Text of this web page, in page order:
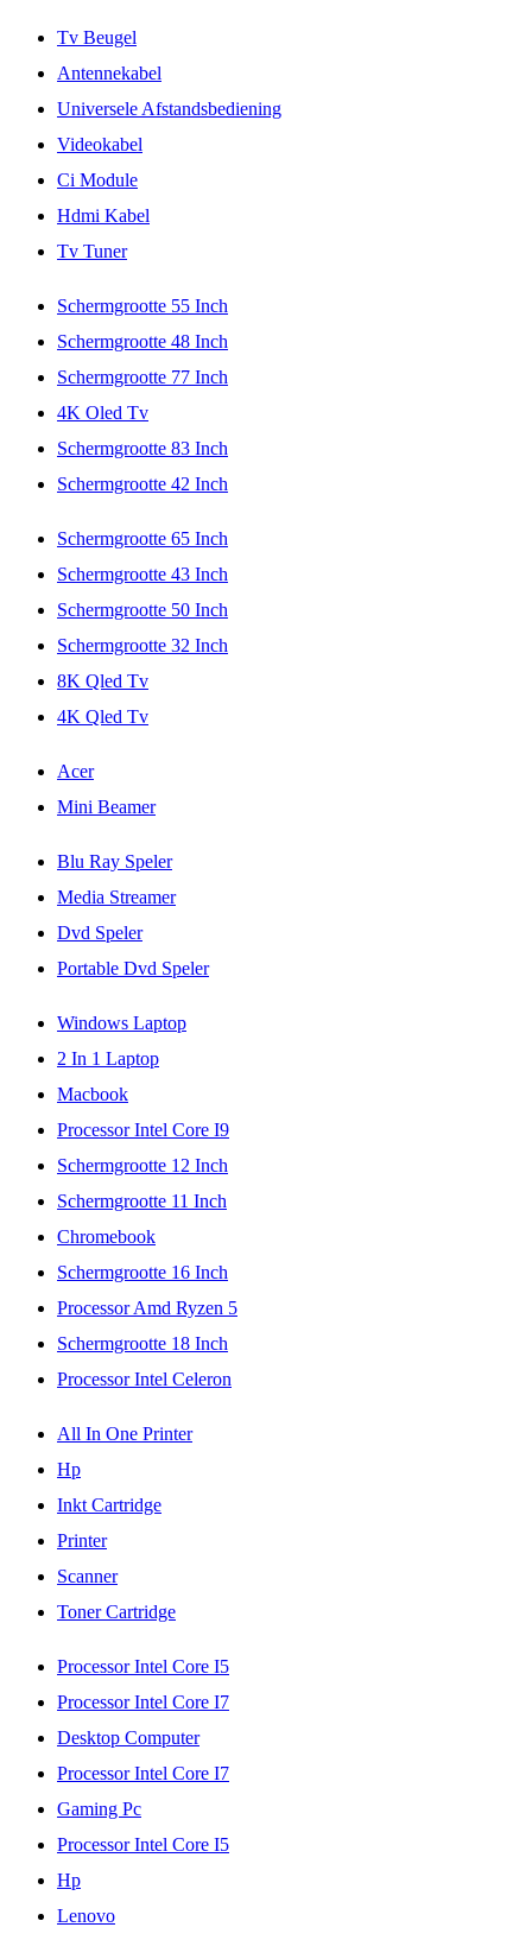
Tv Beugel
Antennekabel
Universele Afstandsbediening
Videokabel
Ci Module
Hdmi Kabel
Tv Tuner
Schermgrootte 55 Inch
Schermgrootte 48 Inch
Schermgrootte 77 Inch
4K Oled Tv
Schermgrootte 83 Inch
Schermgrootte 42 Inch
Schermgrootte 65 Inch
Schermgrootte 43 Inch
Schermgrootte 50 Inch
Schermgrootte 32 Inch
8K Qled Tv
4K Qled Tv
Acer
Mini Beamer
Blu Ray Speler
Media Streamer
Dvd Speler
Portable Dvd Speler
Windows Laptop
2 In 1 Laptop
Macbook
Processor Intel Core I9
Schermgrootte 12 Inch
Schermgrootte 11 Inch
Chromebook
Schermgrootte 16 Inch
Processor Amd Ryzen 5
Schermgrootte 18 Inch
Processor Intel Celeron
All In One Printer
Hp
Inkt Cartridge
Printer
Scanner
Toner Cartridge
Processor Intel Core I5
Processor Intel Core I7
Desktop Computer
Processor Intel Core I7
Gaming Pc
Processor Intel Core I5
Hp
Lenovo